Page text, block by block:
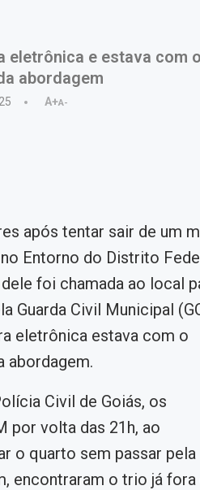
eletrônica e estava com o
abordagem
A+A-
após tentar sair de um
Entorno do Distrito
foi chamada ao local
Guarda Civil Municipal
eletrônica estava com o
abordagem.
Civil de Goiás, os
por volta das 21h, ao
o quarto sem passar pela
encontraram o trio já fora